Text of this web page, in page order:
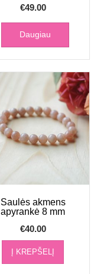
€49.00
Daugiau
Saulės akmens
apyrankė 8 mm
€40.00
Į KREPŠELĮ